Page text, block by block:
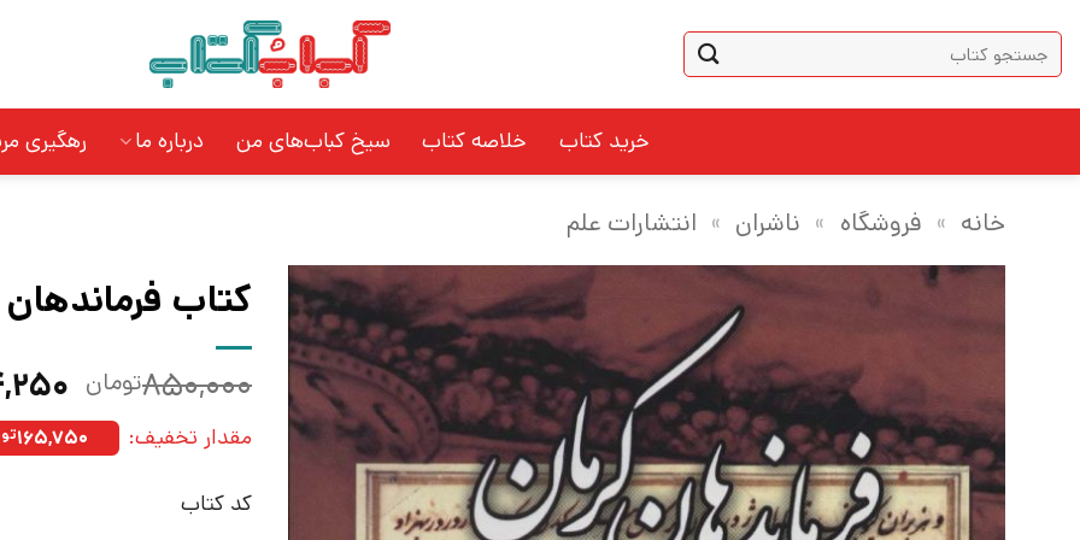
content
جستجو
برای:
خرید کتاب خلاصه کتاب سیخ کباب‌های من درباره ما رهگیری
خانه » فروشگاه » ناشران » انتشارات علم
کتاب
۸۵۰,۰۰۰تومان
مقدار تخفیف: ۱۶۵,۷۵۰
کد کتاب